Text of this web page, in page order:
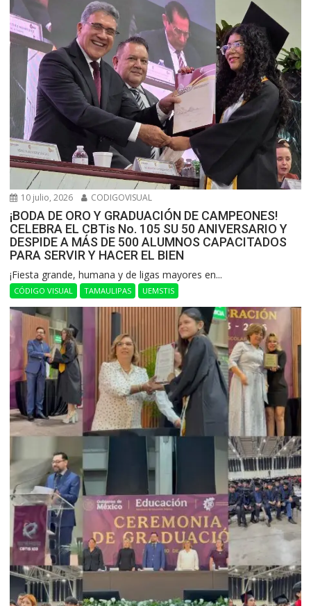
10 julio, 2026 CODIGOVISUAL
¡BODA DE ORO Y GRADUACIÓN DE CAMPEONES!
CELEBRA EL CBTis No. 105 SU 50 ANIVERSARIO Y
DESPIDE A MÁS DE 500 ALUMNOS CAPACITADOS
PARA SERVIR Y HACER EL BIEN
​¡Fiesta grande, humana y de ligas mayores en...
CÓDIGO VISUAL TAMAULIPAS UEMSTIS